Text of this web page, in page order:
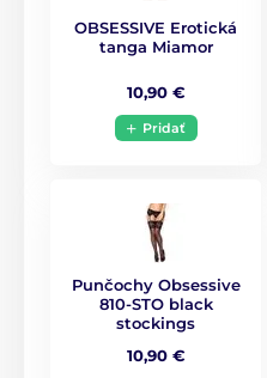
OBSESSIVE Erotická
tanga Miamor
10,90 €
Pridať
Punčochy Obsessive
810-STO black
stockings
10,90 €